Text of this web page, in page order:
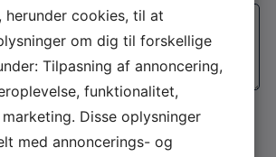
en robot
herunder cookies, til at
om dig til forskellige
Tilpasning af annoncering,
funktionalitet,
Disse oplysninger
med annoncerings- og